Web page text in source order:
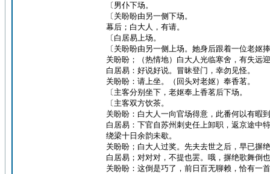
〔男仆下场。
〔关盼盼由另一侧下场。
幕后；白大人，有请。
〔白居易上场。
〔关盼盼由另一侧上场。她身后跟着一位老妪
关盼盼；（热情地）白大人光临寒舍，有失远
白居易：好说好说。冒昧登门，幸勿见怪。
关盼盼：请上坐。（回头对老妪）奉香茗。
〔主客分别坐下，老妪奉上香茗后下场。
〔主客双方饮茶。
关盼盼：白大人一向官场得意，此番何以有暇
白居易：下官自苏州刺史任上卸职，返京途中
绕梁十日余韵未歇。
关盼盼；白大人过奖。先夫去世之后，早已摒
白居易；对对对，不提也罢。哦，摒绝歌舞倒
关盼盼：这倒是巧了，前日百无聊赖，恰有一